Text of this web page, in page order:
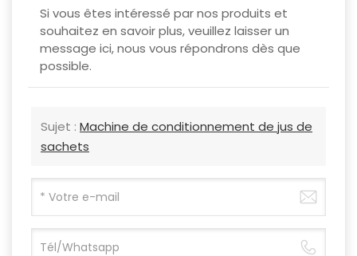
Si vous êtes intéressé par nos produits et
souhaitez en savoir plus, veuillez laisser un
message ici, nous vous répondrons dès que
possible.
Sujet : Machine de conditionnement de jus de
sachets